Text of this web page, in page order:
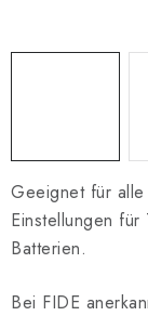
Geeignet für
Einstellungen
Batterien.
Bei FIDE